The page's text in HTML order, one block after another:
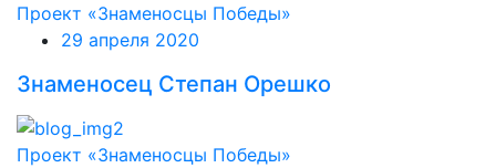
Проект «Знаменосцы Победы»
29 апреля 2020
Знаменосец Степан Орешко
Проект «Знаменосцы Победы»